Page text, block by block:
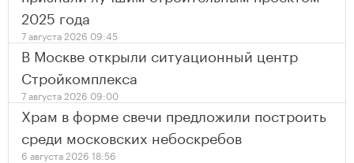
2025 года
7 августа 2026 09:45
В Москве открыли ситуационный центр
Стройкомплекса
7 августа 2026 09:00
Храм в форме свечи предложили построить
среди московских небоскребов
6 августа 2026 18:56